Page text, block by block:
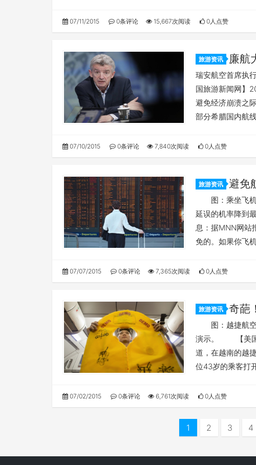
07/11/2015 0条评论 15,667次阅读 0人点赞
旅游资讯
廉航
航班
瑞安航空首席执
国旅游新闻网】
避免经济崩溃之
部分希腊国内航
07/10/2015 0条评论 7,840次阅读 0人点赞
旅游资讯 避免
图：乘坐飞机
延误的机率降
息：据MNN网站
免的。如果你飞
07/07/2015 0条评论 7,365次阅读 0人点赞
旅游资讯 奇葩
图：越捷航空
演示。 【美国
道，在越南的越
位43岁的乘客打
07/02/2015 0条评论 6,761次阅读 0人点赞
1 2 3 4